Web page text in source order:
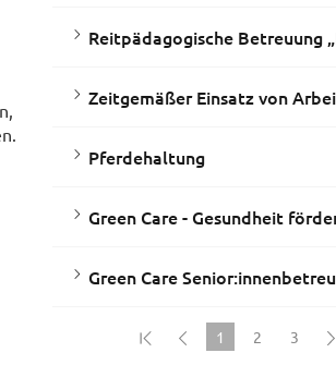
Reitpädagogische Betreuung
Zeitgemäßer Einsatz von
Pferdehaltung
Green Care - Gesundheit
Green Care
1
2 3